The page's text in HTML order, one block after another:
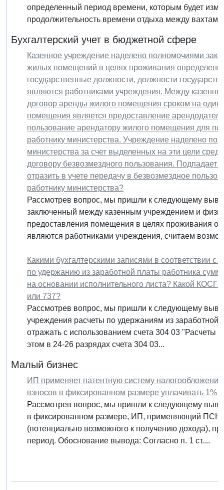
определенный период времени, которым будет
продолжительность времени отдыха между
Бухгалтерский учет в бюджетной сфере
Казенное учреждение наделено полномочиями
жилых помещений в целях проживания
государственные должности, должности
являются работниками учреждения. Между
договор аренды жилого помещения сроком на
помещения является предоставление
пользование арендатору жилого помещения для
работнику министерства. Учреждение наделено
министерства за счет выделенных на эти цели
договору безвозмездного пользования.
отразить в учете передачу в безвозмездное
работнику министерства?
Рассмотрев вопрос, мы пришли к следующему
заключенный между казенным учреждением и
предоставления помещения в целях проживания
являются работниками учреждения, считаем
Какими бухгалтерскими записями в соответствии с
по удержанию из заработной платы работника
на основании исполнительного листа? Какой
или 737?
Рассмотрев вопрос, мы пришли к следующему
учреждения расчеты по удержаниям из
отражать с использованием счета 304 03 "Расчеты
этом в 24-26 разрядах счета 304 03...
Малый бизнес
ИП применяет патентную систему
взносов в фиксированном размере уплачивать
Рассмотрев вопрос, мы пришли к следующему
в фиксированном размере, ИП, применяющий ПСН,
(потенциально возможного к получению дохода),
период. Обоснование вывода: Согласно п. 1 ст....